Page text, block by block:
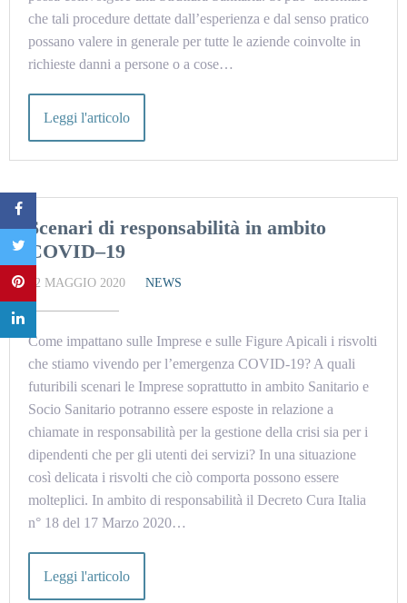
che tali procedure dettate dall’esperienza e dal senso pratico
possano valere in generale per tutte le aziende coinvolte in
richieste danni a persone o a cose…
Leggi l'articolo
Scenari di responsabilità in ambito
COVID–19
22 MAGGIO 2020 NEWS
Come impattano sulle Imprese e sulle Figure Apicali i risvolti
che stiamo vivendo per l’emergenza COVID-19? A quali
futuribili scenari le Imprese soprattutto in ambito Sanitario e
Socio Sanitario potranno essere esposte in relazione a
chiamate in responsabilità per la gestione della crisi sia per i
dipendenti che per gli utenti dei servizi? In una situazione
così delicata i risvolti che ciò comporta possono essere
molteplici. In ambito di responsabilità il Decreto Cura Italia
n° 18 del 17 Marzo 2020…
Leggi l'articolo